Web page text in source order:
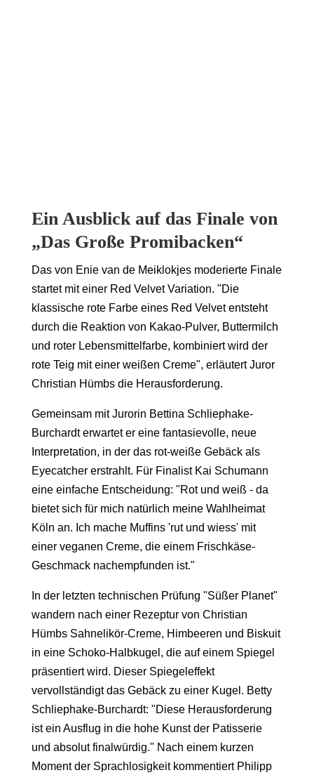
Ein Ausblick auf das Finale von
„Das Große Promibacken“
Das von Enie van de Meiklokjes moderierte Finale
startet mit einer Red Velvet Variation. "Die
klassische rote Farbe eines Red Velvet entsteht
durch die Reaktion von Kakao-Pulver, Buttermilch
und roter Lebensmittelfarbe, kombiniert wird der
rote Teig mit einer weißen Creme", erläutert Juror
Christian Hümbs die Herausforderung.
Gemeinsam mit Jurorin Bettina Schliephake-
Burchardt erwartet er eine fantasievolle, neue
Interpretation, in der das rot-weiße Gebäck als
Eyecatcher erstrahlt. Für Finalist Kai Schumann
eine einfache Entscheidung: "Rot und weiß - da
bietet sich für mich natürlich meine Wahlheimat
Köln an. Ich mache Muffins 'rut und wiess' mit
einer veganen Creme, die einem Frischkäse-
Geschmack nachempfunden ist."
In der letzten technischen Prüfung "Süßer Planet"
wandern nach einer Rezeptur von Christian
Hümbs Sahnelikör-Creme, Himbeeren und Biskuit
in eine Schoko-Halbkugel, die auf einem Spiegel
präsentiert wird. Dieser Spiegeleffekt
vervollständigt das Gebäck zu einer Kugel. Betty
Schliephake-Burchardt: "Diese Herausforderung
ist ein Ausflug in die hohe Kunst der Patisserie
und absolut finalwürdig." Nach einem kurzen
Moment der Sprachlosigkeit kommentiert Philipp